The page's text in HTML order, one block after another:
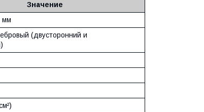
Значение
мм
(двусторонний и